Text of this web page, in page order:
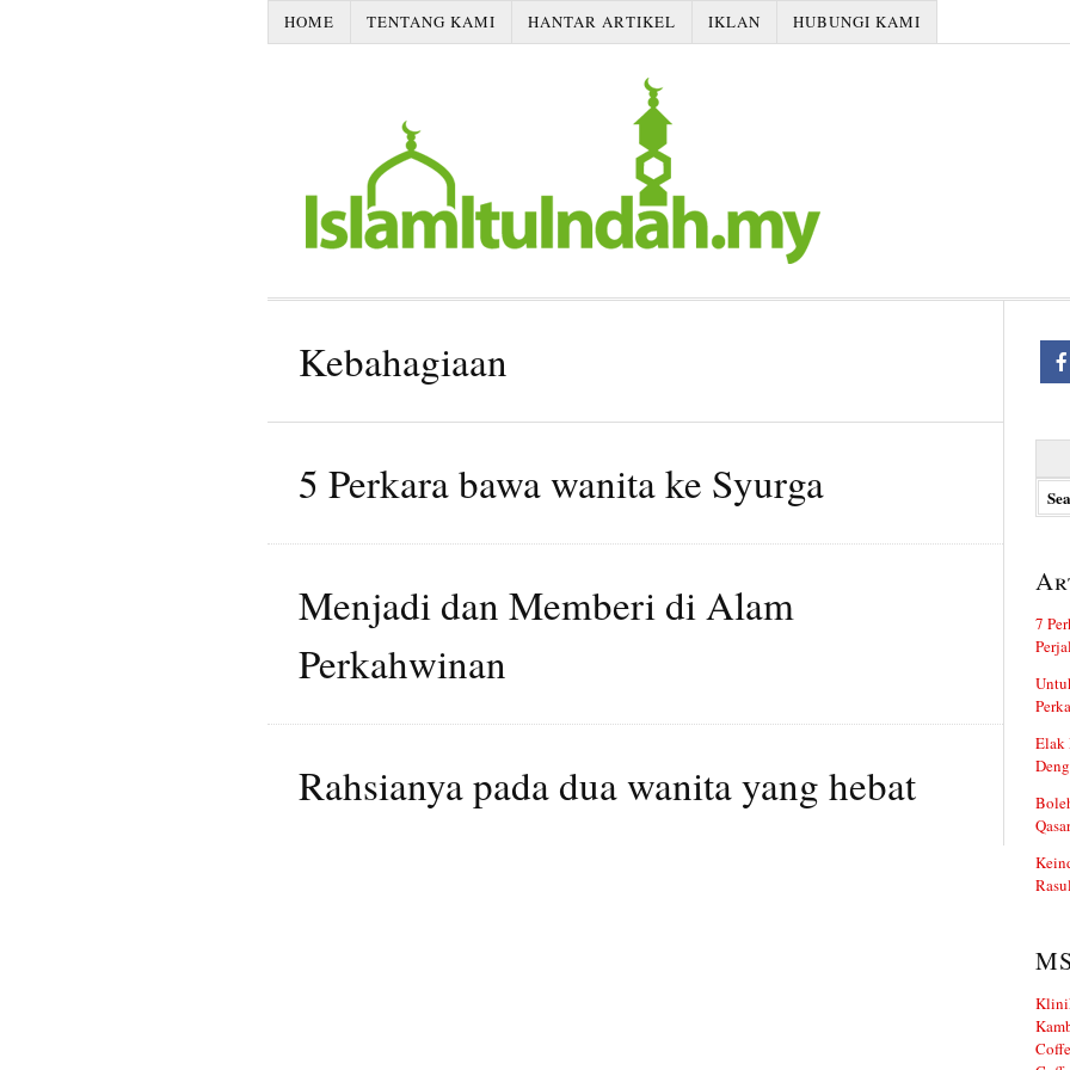
HOME TENTANG KAMI HANTAR ARTIKEL IKLAN HUBUNGI KAMI
Kebahagiaan
5 Perkara bawa wanita ke Syurga
Menjadi dan Memberi di Alam
Perkahwinan
Rahsianya pada dua wanita yang hebat
7
Elak